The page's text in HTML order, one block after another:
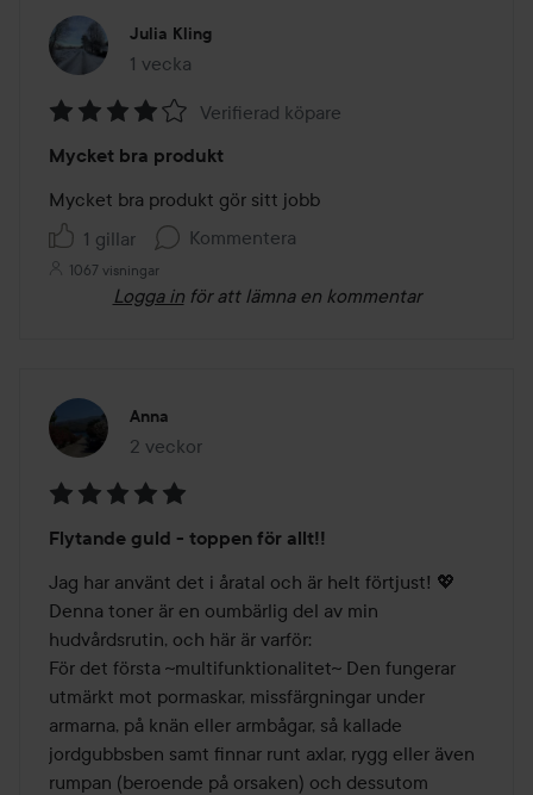
Julia Kling
1 vecka
Inlägget skapades 1 vecka
4
av
5
Verifierad köpare
Mycket bra produkt
Mycket bra produkt gör sitt jobb
1 gillar
Kommentera
1067 visningar
Logga in för att lämna en kommentar
Anna
2 veckor
Inlägget skapades 2 veckor
5
av
5
Flytande guld - toppen för allt!!
Jag har använt det i åratal och är helt förtjust! 💖
Denna toner är en oumbärlig del av min
hudvårdsrutin, och här är varför:
För det första ~multifunktionalitet~ Den fungerar
utmärkt mot pormaskar, missfärgningar under
armarna, på knän eller armbågar, så kallade
jordgubbsben samt finnar runt axlar, rygg eller även
rumpan (beroende på orsaken) och dessutom